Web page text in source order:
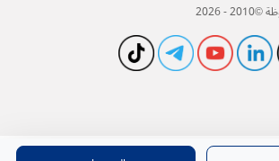
- 2026